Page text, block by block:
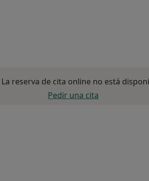
La reserva de cita online no está
Pedir una cita